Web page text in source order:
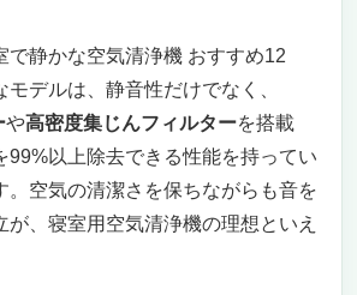
で静かな空気清浄機 おすすめ12
デルは、静音性だけでなく、
や高密度集じんフィルターを搭載
99%以上除去できる性能を持ってい
。空気の清潔さを保ちながらも音を
が、寝室用空気清浄機の理想といえ